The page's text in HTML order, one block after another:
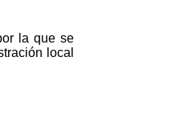
la que se
local